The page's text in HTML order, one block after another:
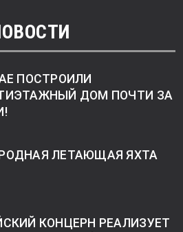
ПОСТРОИЛИ
ДОМ ПОЧТИ ЗА
ЛЕТАЮЩАЯ ЯХТА
КОНЦЕРН РЕАЛИЗУЕТ